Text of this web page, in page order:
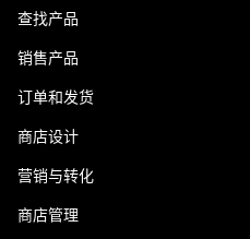
查找产品
销售产品
订单和发货
商店设计
营销与转化
商店管理